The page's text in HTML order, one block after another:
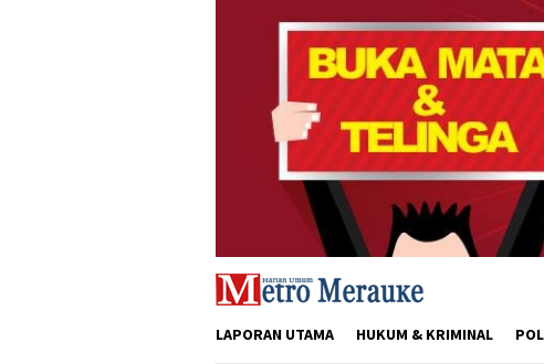
LAPORAN UTAMA HUKUM & KRIMINAL